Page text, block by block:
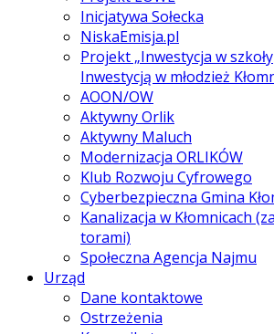
Inicjatywa Sołecka
NiskaEmisja.pl
Projekt „Inwestycja w szkoły
Inwestycją w młodzież
AOON/OW
Aktywny Orlik
Aktywny Maluch
Modernizacja ORLIKÓW
Klub Rozwoju Cyfrowego
Cyberbezpieczna Gmina
Kanalizacja w Kłomnicach (za
torami)
Społeczna Agencja Najmu
Urząd
Dane kontaktowe
Ostrzeżenia